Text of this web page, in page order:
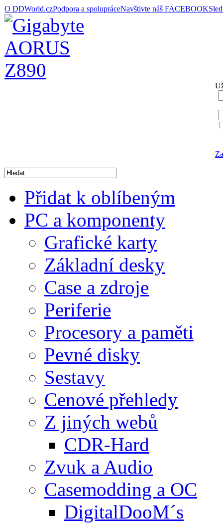
O DDWorld.czPodpora a spolupráceNavštivte náš FACEBOOK
Přidat k oblíbeným
PC a komponenty
Grafické karty
Základní desky
Case a zdroje
Periferie
Procesory a paměti
Pevné disky
Sestavy
Cenové přehledy
Z jiných webů
CDR-Hard
Zvuk a Audio
Casemodding a OC
DigitalDooM´s